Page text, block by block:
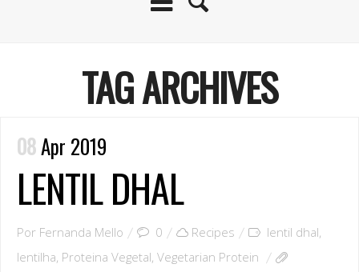
TAG ARCHIVES
08Apr 2019
LENTIL DHAL
Por Fernanda Mello 0 Recipes lentil dhal,
lentilha, Proteina Vegetal, Vegetarian Protein